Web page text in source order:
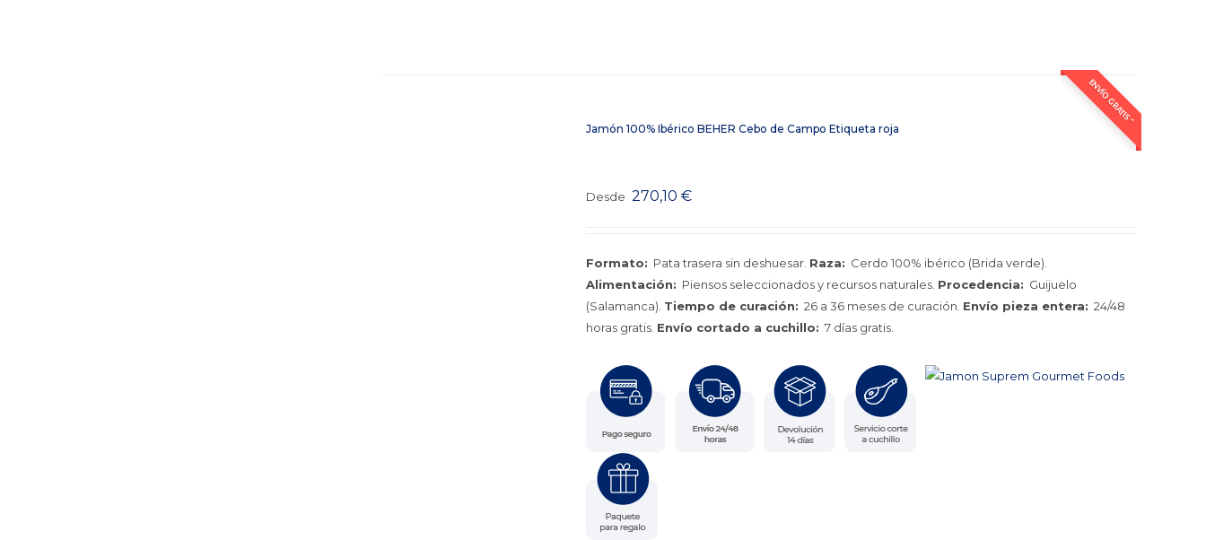
ENVÍO GRATIS *
Jamón 100% Ibérico BEHER Cebo de Campo Etiqueta roja
Desde 270,10 €
Formato: Pata trasera sin deshuesar. Raza: Cerdo 100% ibérico (Brida verde).
Alimentación: Piensos seleccionados y recursos naturales. Procedencia: Guijuelo
(Salamanca). Tiempo de curación: 26 a 36 meses de curación. Envío pieza entera: 24/48
horas gratis. Envío cortado a cuchillo: 7 días gratis.